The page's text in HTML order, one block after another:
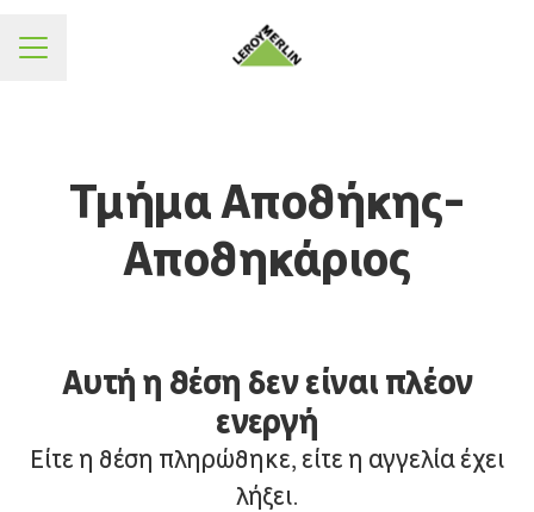
ΜΕΝΟΥ
Τμήμα Αποθήκης-
Αποθηκάριος
Αυτή η θέση δεν είναι πλέον
ενεργή
Είτε η θέση πληρώθηκε, είτε η αγγελία έχει
λήξει.